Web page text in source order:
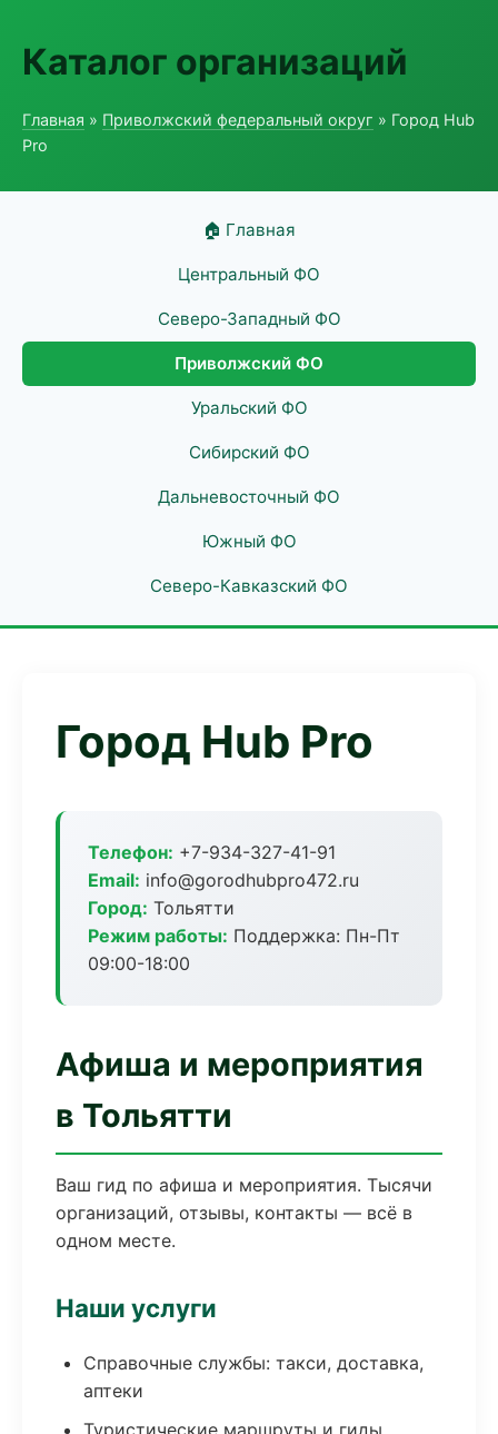
Каталог организаций
Главная » Приволжский федеральный округ » Город Hub
Pro
🏠 Главная
Центральный ФО
Северо-Западный ФО
Приволжский ФО
Уральский ФО
Сибирский ФО
Дальневосточный ФО
Южный ФО
Северо-Кавказский ФО
Город Hub Pro
Телефон: +7-934-327-41-91
Email: info@gorodhubpro472.ru
Город: Тольятти
Режим работы: Поддержка: Пн-Пт
09:00-18:00
Афиша и мероприятия
в Тольятти
Ваш гид по афиша и мероприятия. Тысячи
организаций, отзывы, контакты — всё в
одном месте.
Наши услуги
Справочные службы: такси, доставка,
аптеки
Туристические маршруты и гиды